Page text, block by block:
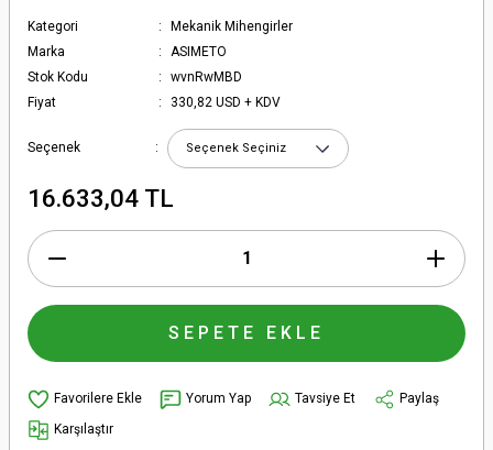
Kategori
Mekanik Mihengirler
Marka
ASIMETO
Stok Kodu
wvnRwMBD
Fiyat
330,82 USD + KDV
Seçenek
16.633,04 TL
SEPETE EKLE
Yorum Yap Tavsiye Et
Paylaş
Karşılaştır